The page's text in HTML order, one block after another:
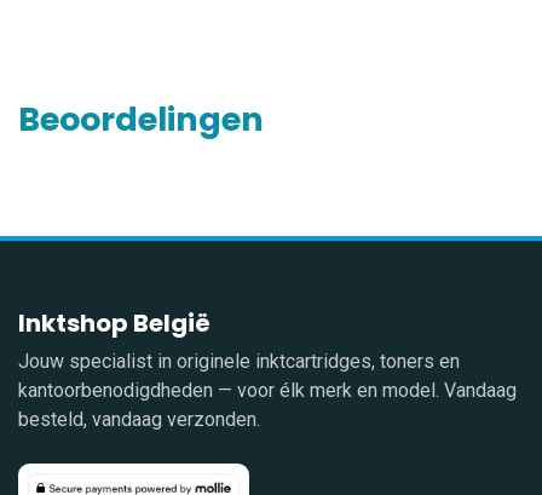
Beoordelingen
Inktshop België
Jouw specialist in originele inktcartridges, toners en
kantoorbenodigdheden — voor élk merk en model. Vandaag
besteld, vandaag verzonden.